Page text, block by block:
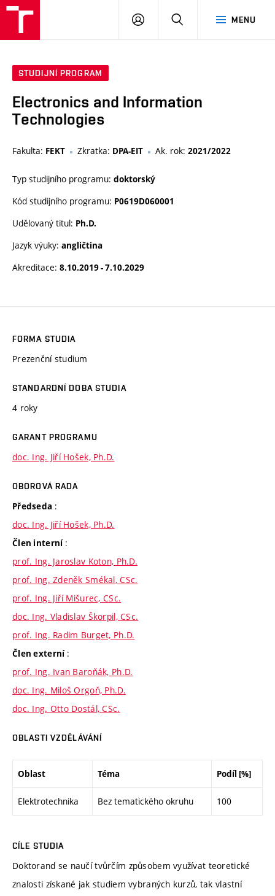
MENU
PŘIHLÁSIT
STUDIJNÍ PROGRAM
Electronics and Information
Technologies
Fakulta: FEKT Zkratka: DPA-EIT Ak. rok: 2021/2022
Typ studijního programu: doktorský
Kód studijního programu: P0619D060001
Udělovaný titul: Ph.D.
Jazyk výuky: angličtina
Akreditace: 8.10.2019 - 7.10.2029
FORMA STUDIA
Prezenční studium
STANDARDNÍ DOBA STUDIA
4 roky
GARANT PROGRAMU
doc. Ing. Jiří Hošek, Ph.D.
OBOROVÁ RADA
Předseda :
doc. Ing. Jiří Hošek, Ph.D.
Člen interní :
prof. Ing. Jaroslav Koton, Ph.D.
prof. Ing. Zdeněk Smékal, CSc.
prof. Ing. Jiří Mišurec, CSc.
doc. Ing. Vladislav Škorpil, CSc.
prof. Ing. Radim Burget, Ph.D.
Člen externí :
prof. Ing. Ivan Baroňák, Ph.D.
doc. Ing. Miloš Orgoň, Ph.D.
doc. Ing. Otto Dostál, CSc.
OBLASTI VZDĚLÁVÁNÍ
Oblast Téma Podíl [%]
Elektrotechnika Bez tematického okruhu 100
CÍLE STUDIA
Doktorand se naučí tvůrčím způsobem využívat teoretické
znalosti získané jak studiem vybraných kurzů, tak vlastní